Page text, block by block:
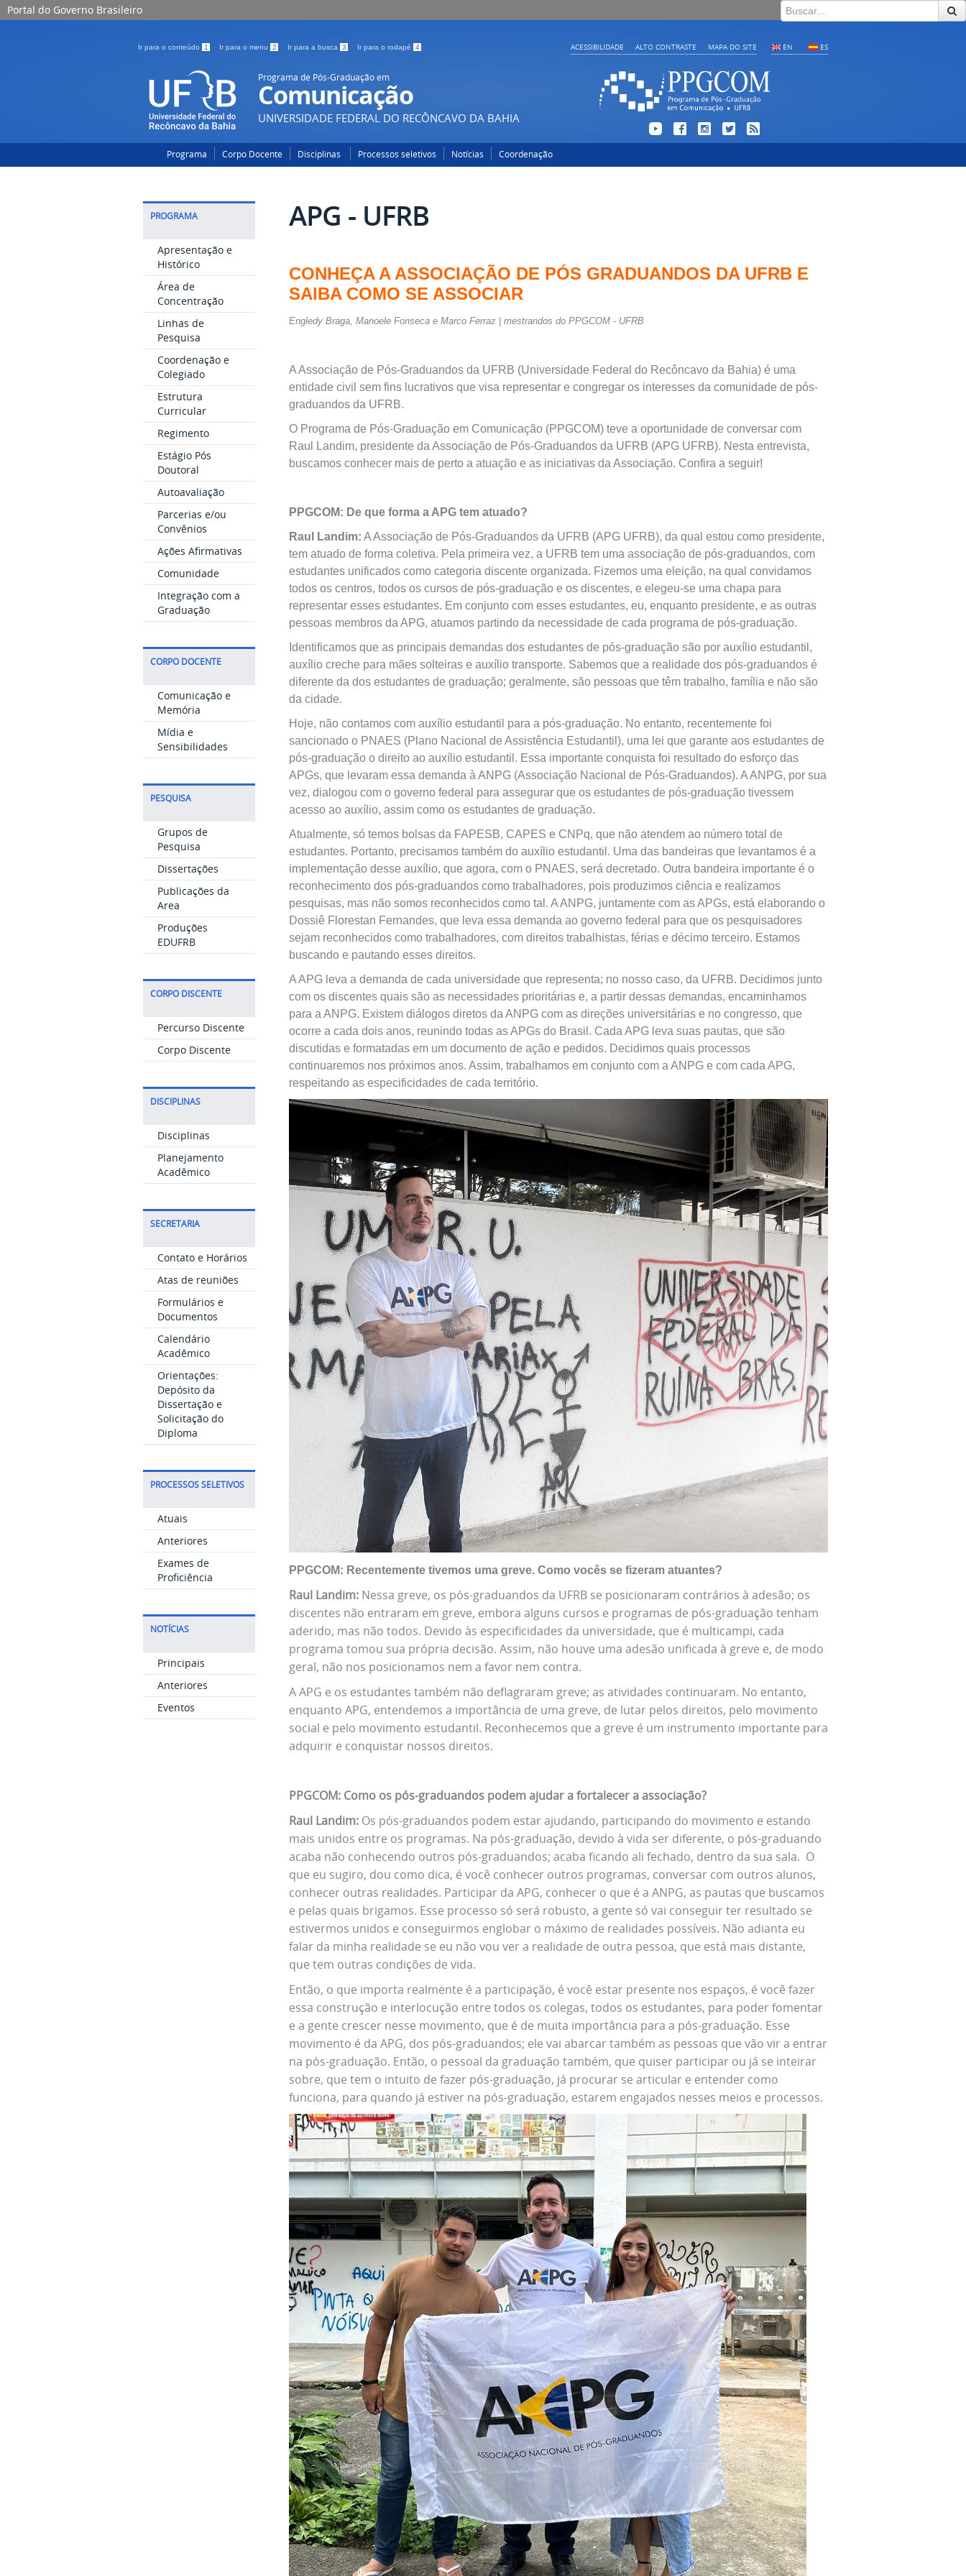
Portal do Governo Brasileiro
Ir para o conteúdo 1 Ir para o menu 2 Ir para a busca 3 Ir para o rodapé 4 EN ES
ACESSIBILIDADE ALTO CONTRASTE MAPA DO SITE
Programa de Pós-Graduação em
Comunicação
UNIVERSIDADE FEDERAL DO RECÔNCAVO DA BAHIA
Programa Corpo Docente Disciplinas Processos seletivos Notícias Coordenação
PROGRAMA
Apresentação e
Histórico
Área de
Concentração
Linhas de
Pesquisa
Coordenação e
Colegiado
Estrutura
Curricular
Regimento
Estágio Pós
Doutoral
Autoavaliação
Parcerias e/ou
Convênios
Ações Afirmativas
Comunidade
Integração com a
Graduação
CORPO DOCENTE
Comunicação e
Memória
Mídia e
Sensibilidades
PESQUISA
Grupos de
Pesquisa
Dissertações
Publicações da
Area
Produções
EDUFRB
CORPO DISCENTE
Percurso Discente
Corpo Discente
DISCIPLINAS
Disciplinas
Planejamento
Acadêmico
SECRETARIA
Contato e Horários
Atas de reuniões
Formulários e
Documentos
Calendário
Acadêmico
Orientações:
Depósito da
Dissertação e
Solicitação do
Diploma
PROCESSOS SELETIVOS
Atuais
Anteriores
Exames de
Proficiência
NOTÍCIAS
Principais
Anteriores
Eventos
APG - UFRB
CONHEÇA A ASSOCIAÇÃO DE PÓS GRADUANDOS DA UFRB E
SAIBA COMO SE ASSOCIAR
Engledy Braga, Manoele Fonseca e Marco Ferraz | mestrandos do PPGCOM - UFRB
A Associação de Pós-Graduandos da UFRB (Universidade Federal do Recôncavo da Bahia) é uma
entidade civil sem fins lucrativos que visa representar e congregar os interesses da comunidade de pós-
graduandos da UFRB.
O Programa de Pós-Graduação em Comunicação (PPGCOM) teve a oportunidade de conversar com
Raul Landim, presidente da Associação de Pós-Graduandos da UFRB (APG UFRB). Nesta entrevista,
buscamos conhecer mais de perto a atuação e as iniciativas da Associação. Confira a seguir!
PPGCOM: De que forma a APG tem atuado?
Raul Landim: A Associação de Pós-Graduandos da UFRB (APG UFRB), da qual estou como presidente,
tem atuado de forma coletiva. Pela primeira vez, a UFRB tem uma associação de pós-graduandos, com
estudantes unificados como categoria discente organizada. Fizemos uma eleição, na qual convidamos
todos os centros, todos os cursos de pós-graduação e os discentes, e elegeu-se uma chapa para
representar esses estudantes. Em conjunto com esses estudantes, eu, enquanto presidente, e as outras
pessoas membros da APG, atuamos partindo da necessidade de cada programa de pós-graduação.
Identificamos que as principais demandas dos estudantes de pós-graduação são por auxílio estudantil,
auxílio creche para mães solteiras e auxílio transporte. Sabemos que a realidade dos pós-graduandos é
diferente da dos estudantes de graduação; geralmente, são pessoas que têm trabalho, família e não são
da cidade.
Hoje, não contamos com auxílio estudantil para a pós-graduação. No entanto, recentemente foi
sancionado o PNAES (Plano Nacional de Assistência Estudantil), uma lei que garante aos estudantes de
pós-graduação o direito ao auxílio estudantil. Essa importante conquista foi resultado do esforço das
APGs, que levaram essa demanda à ANPG (Associação Nacional de Pós-Graduandos). A ANPG, por sua
vez, dialogou com o governo federal para assegurar que os estudantes de pós-graduação tivessem
acesso ao auxílio, assim como os estudantes de graduação.
Atualmente, só temos bolsas da FAPESB, CAPES e CNPq, que não atendem ao número total de
estudantes. Portanto, precisamos também do auxílio estudantil. Uma das bandeiras que levantamos é a
implementação desse auxílio, que agora, com o PNAES, será decretado. Outra bandeira importante é o
reconhecimento dos pós-graduandos como trabalhadores, pois produzimos ciência e realizamos
pesquisas, mas não somos reconhecidos como tal. A ANPG, juntamente com as APGs, está elaborando o
Dossiê Florestan Fernandes, que leva essa demanda ao governo federal para que os pesquisadores
sejam reconhecidos como trabalhadores, com direitos trabalhistas, férias e décimo terceiro. Estamos
buscando e pautando esses direitos.
A APG leva a demanda de cada universidade que representa; no nosso caso, da UFRB. Decidimos junto
com os discentes quais são as necessidades prioritárias e, a partir dessas demandas, encaminhamos
para a ANPG. Existem diálogos diretos da ANPG com as direções universitárias e no congresso, que
ocorre a cada dois anos, reunindo todas as APGs do Brasil. Cada APG leva suas pautas, que são
discutidas e formatadas em um documento de ação e pedidos. Decidimos quais processos
continuaremos nos próximos anos. Assim, trabalhamos em conjunto com a ANPG e com cada APG,
respeitando as especificidades de cada território.
PPGCOM: Recentemente tivemos uma greve. Como vocês se fizeram atuantes?
Raul Landim: Nessa greve, os pós-graduandos da UFRB se posicionaram contrários à adesão; os
discentes não entraram em greve, embora alguns cursos e programas de pós-graduação tenham
aderido, mas não todos. Devido às especificidades da universidade, que é multicampi, cada
programa tomou sua própria decisão. Assim, não houve uma adesão unificada à greve e, de modo
geral, não nos posicionamos nem a favor nem contra.
A APG e os estudantes também não deflagraram greve; as atividades continuaram. No entanto,
enquanto APG, entendemos a importância de uma greve, de lutar pelos direitos, pelo movimento
social e pelo movimento estudantil. Reconhecemos que a greve é um instrumento importante para
adquirir e conquistar nossos direitos.
PPGCOM: Como os pós-graduandos podem ajudar a fortalecer a associação?
Raul Landim: Os pós-graduandos podem estar ajudando, participando do movimento e estando
mais unidos entre os programas. Na pós-graduação, devido à vida ser diferente, o pós-graduando
acaba não conhecendo outros pós-graduandos; acaba ficando ali fechado, dentro da sua sala. O
que eu sugiro, dou como dica, é você conhecer outros programas, conversar com outros alunos,
conhecer outras realidades. Participar da APG, conhecer o que é a ANPG, as pautas que buscamos
e pelas quais brigamos. Esse processo só será robusto, a gente só vai conseguir ter resultado se
estivermos unidos e conseguirmos englobar o máximo de realidades possíveis. Não adianta eu
falar da minha realidade se eu não vou ver a realidade de outra pessoa, que está mais distante,
que tem outras condições de vida.
Então, o que importa realmente é a participação, é você estar presente nos espaços, é você fazer
essa construção e interlocução entre todos os colegas, todos os estudantes, para poder fomentar
e a gente crescer nesse movimento, que é de muita importância para a pós-graduação. Esse
movimento é da APG, dos pós-graduandos; ele vai abarcar também as pessoas que vão vir a entrar
na pós-graduação. Então, o pessoal da graduação também, que quiser participar ou já se inteirar
sobre, que tem o intuito de fazer pós-graduação, já procurar se articular e entender como
funciona, para quando já estiver na pós-graduação, estarem engajados nesses meios e processos.